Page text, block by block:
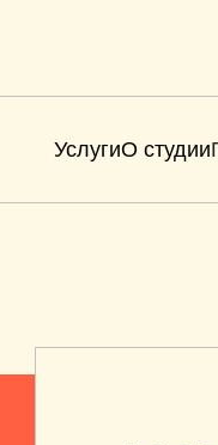
УслугиО студии